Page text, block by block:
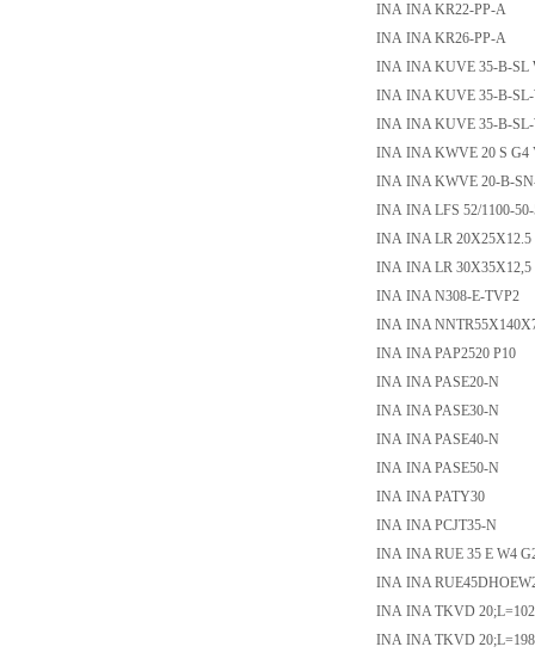
INA INA KR22-PP-A
INA INA KR26-PP-A
INA INA KUVE 35-B-SL
INA INA KUVE 35-B-SL-
INA INA KUVE 35-B-SL-
INA INA KWVE 20 S G4
INA INA KWVE 20-B-
INA INA LFS 52/1100-
INA INA LR 20X25X12.5
INA INA LR 30X35X12,5
INA INA N308-E-TVP2
INA INA
INA INA PAP2520 P10
INA INA PASE20-N
INA INA PASE30-N
INA INA PASE40-N
INA INA PASE50-N
INA INA PATY30
INA INA PCJT35-N
INA INA RUE 35 E W4
INA INA
INA INA TKVD
INA INA TKVD